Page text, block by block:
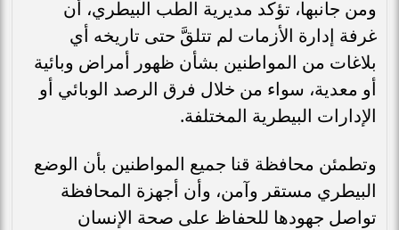
ومن جانبها، تؤكد مديرية الطب البيطري، أن
غرفة إدارة الأزمات لم تتلقَّ حتى تاريخه أي
بلاغات من المواطنين بشأن ظهور أمراض وبائية
أو معدية، سواء من خلال فرق الرصد الوبائي أو
الإدارات البيطرية المختلفة.
وتطمئن محافظة قنا جميع المواطنين بأن الوضع
البيطري مستقر وآمن، وأن أجهزة المحافظة
تواصل جهودها للحفاظ على صحة الإنسان